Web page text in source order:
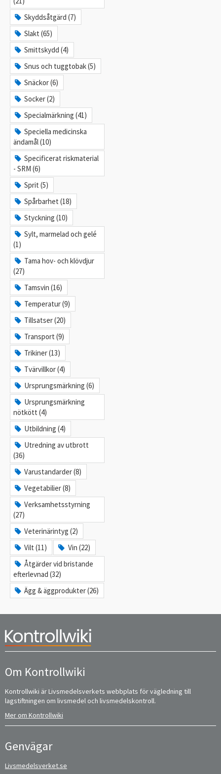
Skyddsåtgärd (7)
Slakt (65)
Smittskydd (4)
Snus och tuggtobak (5)
Snäckor (6)
Socker (2)
Specialmärkning (41)
Speciella medicinska
ändamål (10)
Specificerat riskmaterial
- SRM (6)
Sprit (5)
Spårbarhet (18)
Styckning (10)
Sylt, marmelad och gelé
(1)
Tama hov- och klövdjur
(27)
Tamsvin (16)
Temperatur (9)
Tillsatser (20)
Transport (9)
Trikiner (13)
Tvärvillkor (4)
Ursprungsmärkning (6)
Ursprungsmärkning
nötkött (4)
Utbildning (4)
Utredning av utbrott
(36)
Varustandarder (8)
Vegetabilier (8)
Verksamhetsstyrning
(27)
Veterinärintyg (2)
Vilt (11)
Vin (22)
Åtgärder vid bristande
efterlevnad (32)
Ägg & äggprodukter (26)
Om Kontrollwiki
Kontrollwiki är Livsmedelsverkets webbplats för vägledning till
lagstiftningen om livsmedel och livsmedelskontroll.
Mer om Kontrollwiki
Genvägar
Livsmedelsverket.se